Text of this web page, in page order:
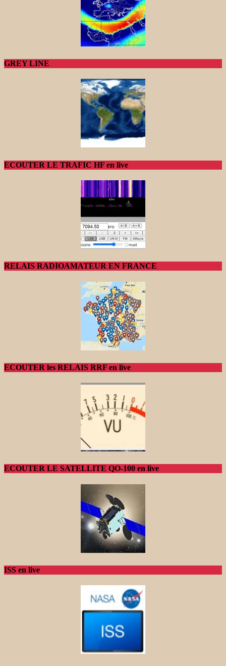
GREY LINE
ECOUTER LE TRAFIC HF en live
RELAIS RADIOAMATEUR EN FRANCE
ECOUTER les RELAIS RRF en live
ECOUTER LE SATELLITE QO-100 en live
ISS en live